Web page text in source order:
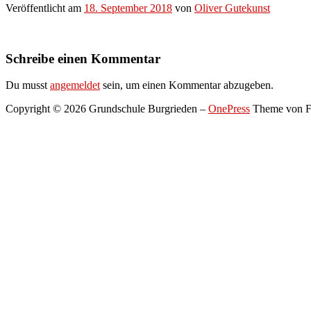
Veröffentlicht am 18. September 2018 von Oliver Gutekunst
Schreibe einen Kommentar
Du musst angemeldet sein, um einen Kommentar abzugeben.
Copyright © 2026 Grundschule Burgrieden – OnePress Theme von